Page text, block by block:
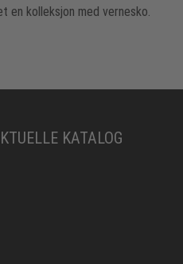
en kolleksjon med vernesko.
KATALOG